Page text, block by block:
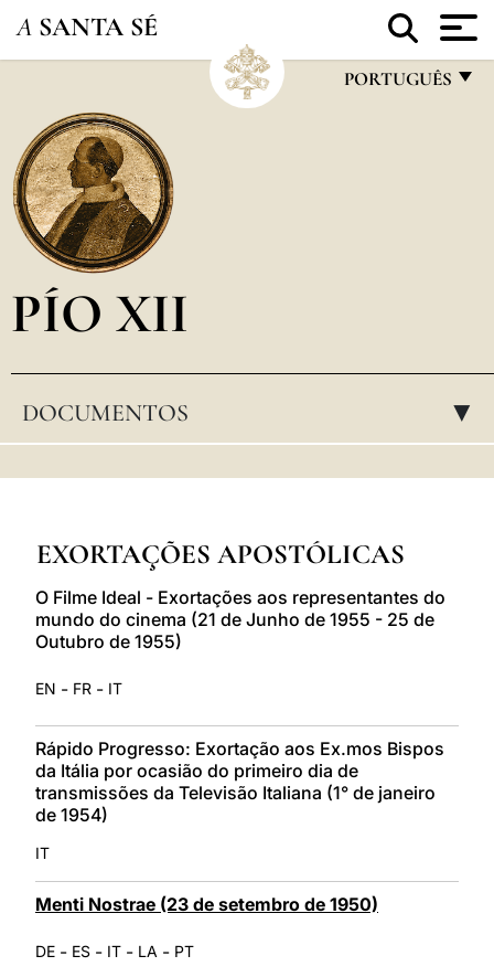
A SANTA SÉ
PORTUGUÊS
POLSKI
PÍO XII
DOCUMENTOS ▸
EXORTAÇÕES APOSTÓLICAS
O Filme Ideal - Exortações aos representantes do
mundo do cinema (21 de Junho de 1955 - 25 de
Outubro de 1955)
EN - FR - IT
Rápido Progresso: Exortação aos Ex.mos Bispos
da Itália por ocasião do primeiro dia de
transmissões da Televisão Italiana (1° de janeiro
de 1954)
IT
Menti Nostrae (23 de setembro de 1950)
DE - ES - IT - LA - PT